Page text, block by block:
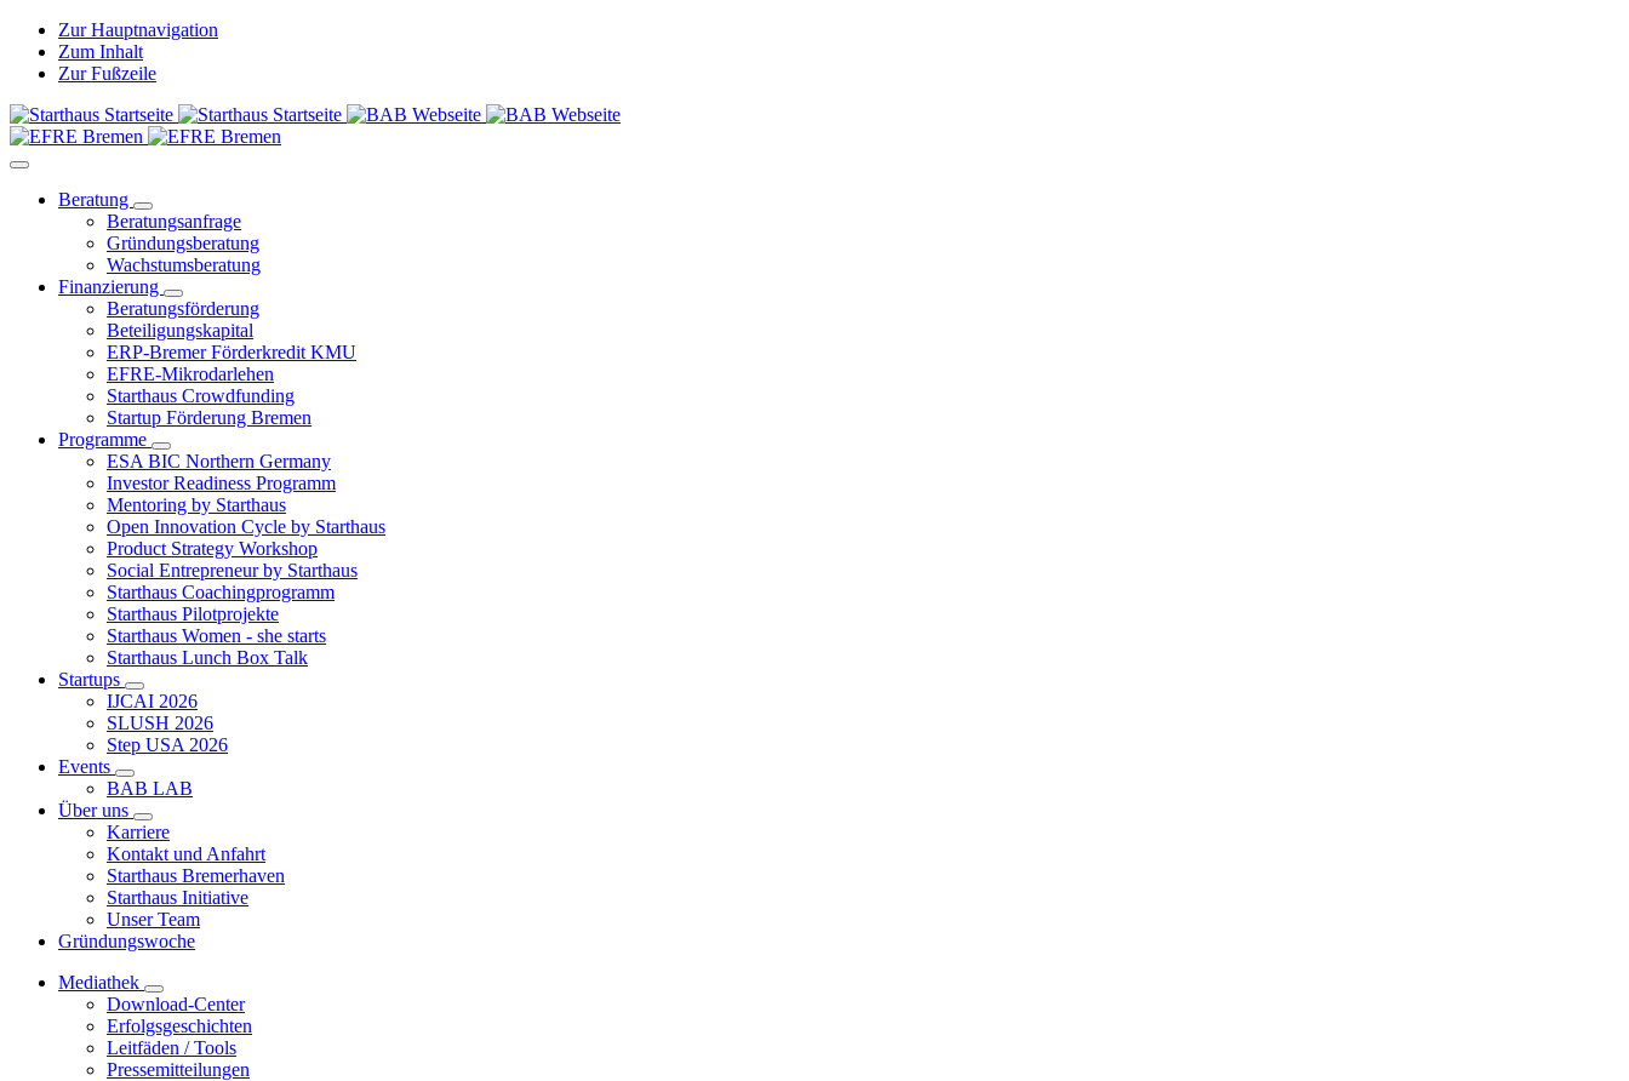
Zur Hauptnavigation
Zum Inhalt
Zur Fußzeile
Beratung
Beratungsanfrage
Gründungsberatung
Wachstumsberatung
Finanzierung
Beratungsförderung
Beteiligungskapital
ERP-Bremer Förderkredit KMU
EFRE-Mikrodarlehen
Starthaus Crowdfunding
Startup Förderung Bremen
Programme
ESA BIC Northern Germany
Investor Readiness Programm
Mentoring by Starthaus
Open Innovation Cycle by Starthaus
Product Strategy Workshop
Social Entrepreneur by Starthaus
Starthaus Coachingprogramm
Starthaus Pilotprojekte
Starthaus Women - she starts
Starthaus Lunch Box Talk
Startups
IJCAI 2026
SLUSH 2026
Step USA 2026
Events
BAB LAB
Über uns
Karriere
Kontakt und Anfahrt
Starthaus Bremerhaven
Starthaus Initiative
Unser Team
Gründungswoche
Mediathek
Download-Center
Erfolgsgeschichten
Leitfäden / Tools
Pressemitteilungen